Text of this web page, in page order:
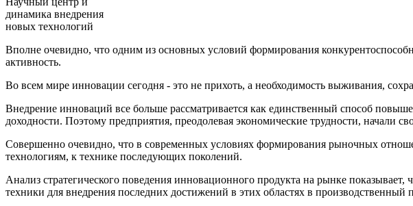
динамика внедрения
новых технологий
Вполне очевидно, что одним из основных условий формирования
активность.
Во всем мире инновации сегодня - это не прихоть, а необходимость выживания,
Внедрение инноваций все больше рассматривается как единственный способ
доходности. Поэтому предприятия, преодолевая экономические трудности, начали
Совершенно очевидно, что в современных условиях формирования рыночных
технологиям, к технике последующих поколений.
Анализ стратегического поведения инновационного продукта на рынке
техники для внедрения последних достижений в этих областях в